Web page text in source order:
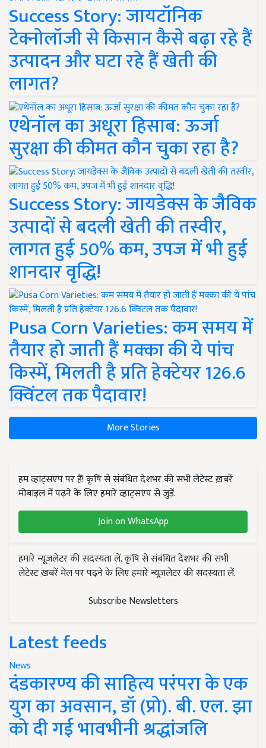
Success Story: जायटॉनिक
टेक्नोलॉजी से किसान कैसे बढ़ा रहे हैं
उत्पादन और घटा रहे हैं खेती की
लागत?
एथेनॉल का अधूरा हिसाब: ऊर्जा
सुरक्षा की कीमत कौन चुका रहा है?
Success Story: जायडेक्स के जैविक
उत्पादों से बदली खेती की तस्वीर,
लागत हुई 50% कम, उपज में भी हुई
शानदार वृद्धि!
Pusa Corn Varieties: कम समय में
तैयार हो जाती हैं मक्का की ये पांच
किस्में, मिलती है प्रति हेक्टेयर 126.6
क्विंटल तक पैदावार!
More Stories
हम व्हाट्सएप पर हैं! कृषि से संबंधित देशभर की सभी लेटेस्ट ख़बरें
मोबाइल में पढ़ने के लिए हमारे व्हाट्सएप से जुड़ें.
Join on WhatsApp
हमारे न्यूज़लेटर की सदस्यता लें. कृषि से संबंधित देशभर की सभी
लेटेस्ट ख़बरें मेल पर पढ़ने के लिए हमारे न्यूज़लेटर की सदस्यता लें.
Subscribe Newsletters
Latest feeds
News
दंडकारण्य की साहित्य परंपरा के एक
युग का अवसान, डॉ (प्रो). बी. एल. झा
को दी गई भावभीनी श्रद्धांजलि